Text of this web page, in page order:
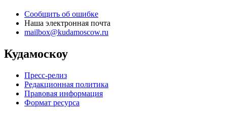
Сообщить об ошибке
Наша электронная почта
mailbox@kudamoscow.ru
Кудамоскоу
Пресс-релиз
Редакционная политика
Правовая информация
Формат ресурса